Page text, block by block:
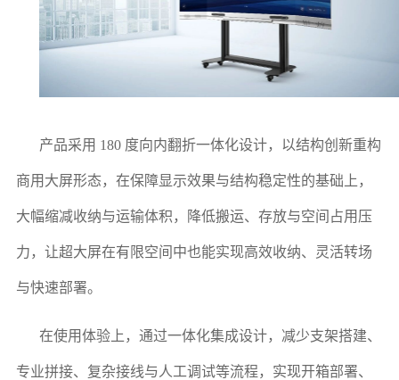
产品采用 180 度向内翻折一体化设计，以结构创新重构
商用大屏形态，在保障显示效果与结构稳定性的基础上，
大幅缩减收纳与运输体积，降低搬运、存放与空间占用压
力，让超大屏在有限空间中也能实现高效收纳、灵活转场
与快速部署。
在使用体验上，通过一体化集成设计，减少支架搭建、
专业拼接、复杂接线与人工调试等流程，实现开箱部署、